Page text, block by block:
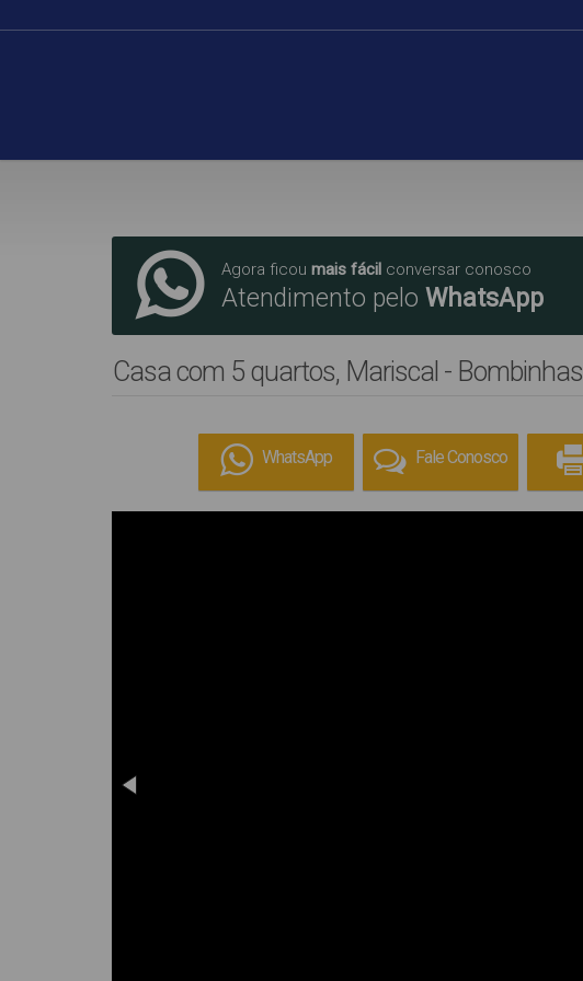
Agora ficou mais fácil conversar conosco
Atendimento pelo WhatsApp
Casa com 5 quartos, Mariscal - Bombinhas
WhatsApp Fale Conosco